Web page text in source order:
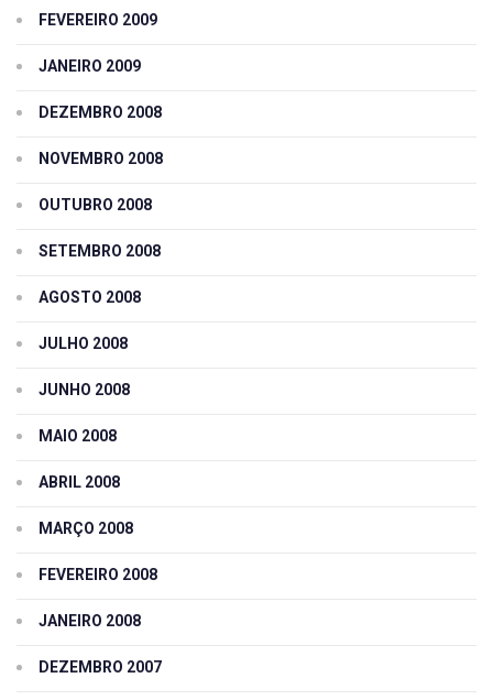
FEVEREIRO 2009
JANEIRO 2009
DEZEMBRO 2008
NOVEMBRO 2008
OUTUBRO 2008
SETEMBRO 2008
AGOSTO 2008
JULHO 2008
JUNHO 2008
MAIO 2008
ABRIL 2008
MARÇO 2008
FEVEREIRO 2008
JANEIRO 2008
DEZEMBRO 2007